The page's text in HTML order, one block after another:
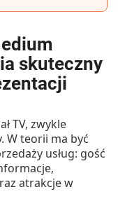
skuteczny
TV, zwykle
W teorii ma być
usług: gość
atrakcje w